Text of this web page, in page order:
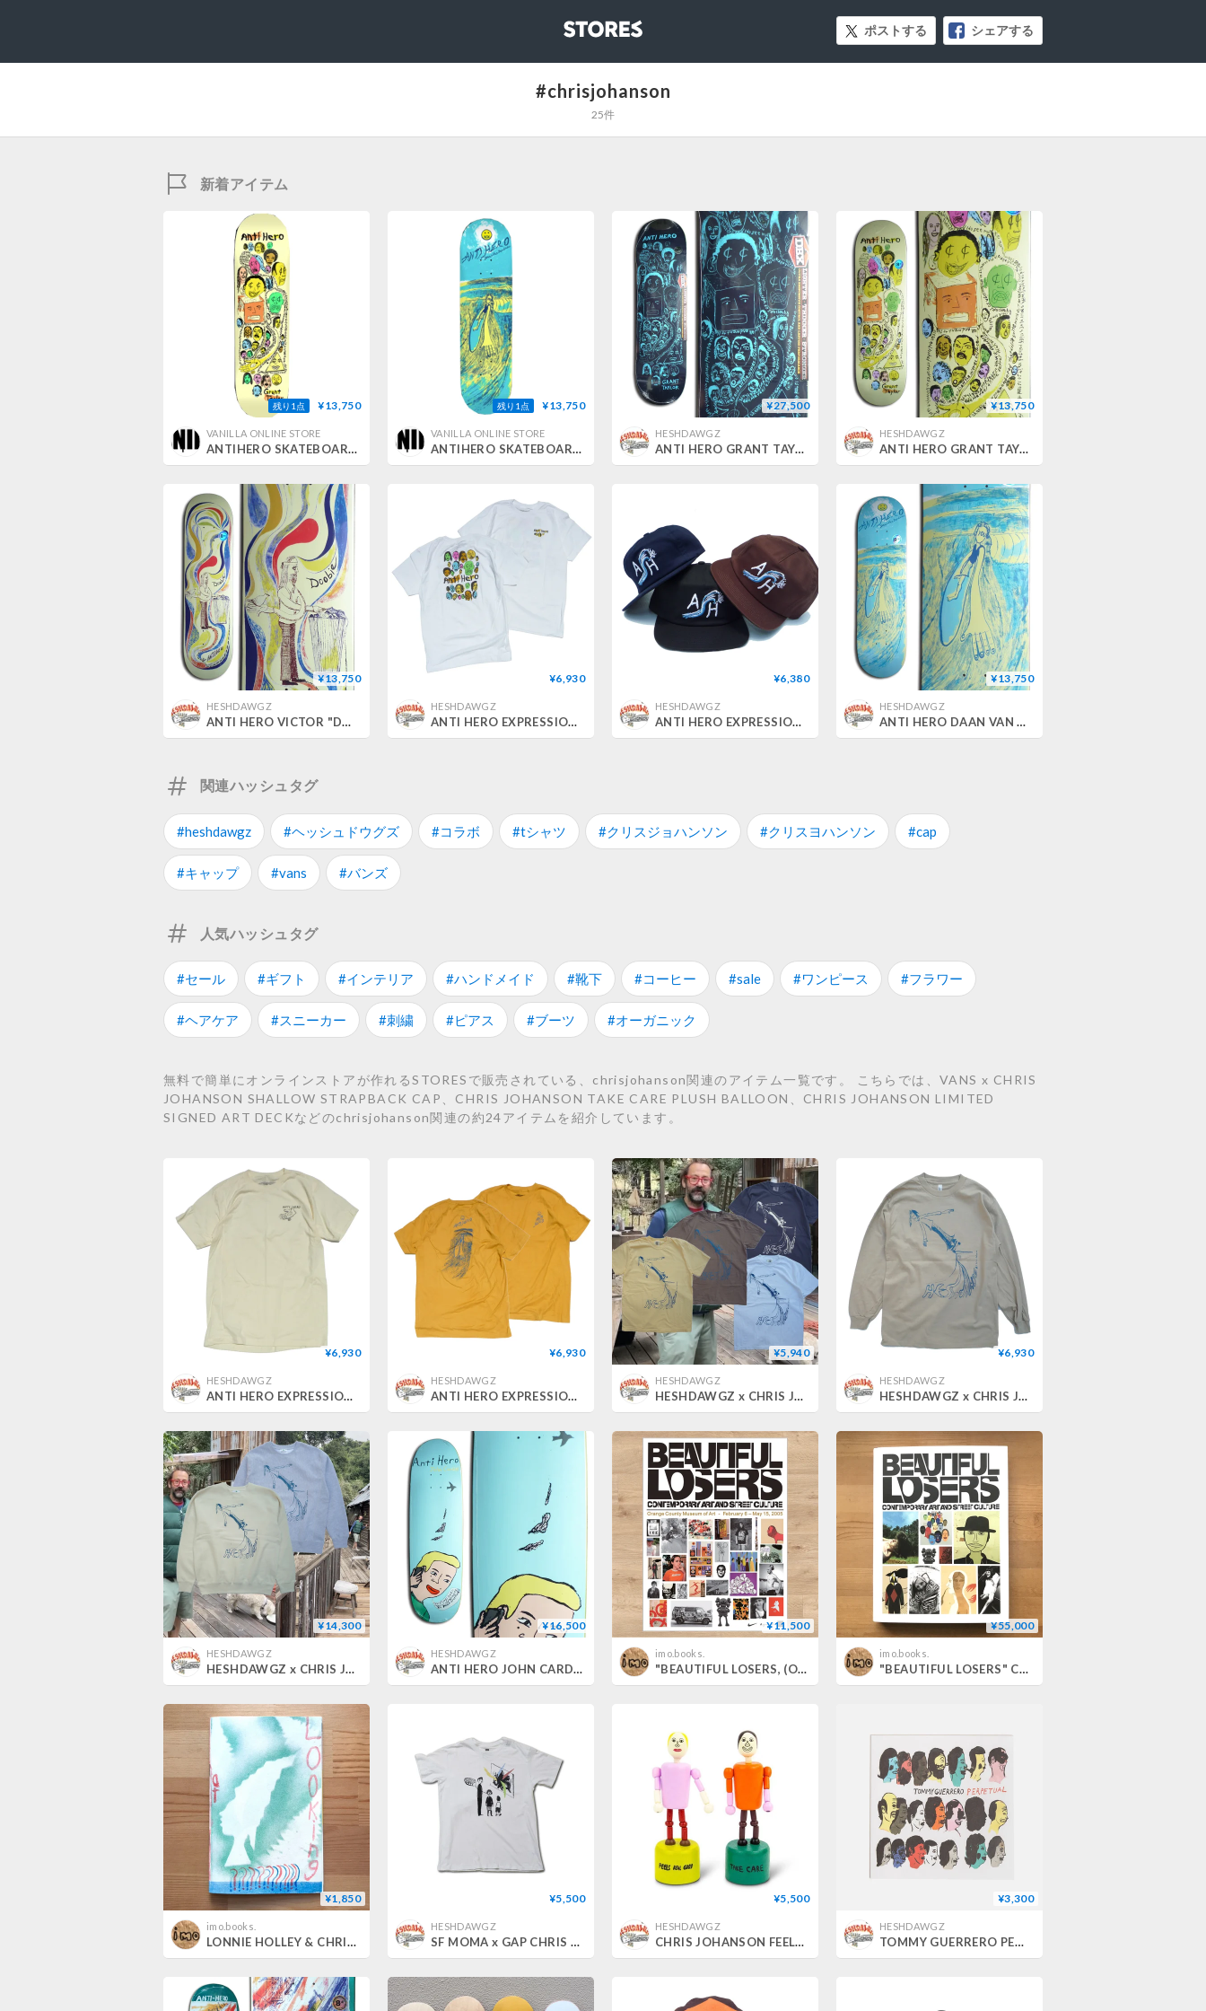
STORES ポストする シェアする
#chrisjohanson
25件
新着アイテム
残り1点 ¥13,750
VANILLA ONLINE STORE
ANTIHERO SKATEBOARDS スケートデッキ EXPRESSIONS GRANT TAILOR ART BY A.K.A. CHRIS JOHANSON
残り1点 ¥13,750
VANILLA ONLINE STORE
ANTIHERO SKATEBOARDS - Daan VanDer Linden "Expressions" art by CHRIS JOHANSON スケートデッキ
¥27,500
HESHDAWGZ
ANTI HERO GRANT TAYLOR EXPRESSIONS CHRIS JOHANSON DBX DECK (8.38 x 32.25inch)
¥13,750
HESHDAWGZ
ANTI HERO GRANT TAYLOR EXPRESSIONS CHRIS JOHANSON DECK (8.5 x 31.85inch)
¥13,750
HESHDAWGZ
ANTI HERO VICTOR "DOOBIE" PELLEGRIN EXPRESSIONS CHRIS JOHANSON DECK (8.06 x 31.8inch)
¥6,930
HESHDAWGZ
ANTI HERO EXPRESSIONS BONGO TEE
¥6,380
HESHDAWGZ
ANTI HERO EXPRESSIONS SNAPBACK HAT
¥13,750
HESHDAWGZ
ANTI HERO DAAN VAN DER LINDEN EXPRESSIONS CHRIS JOHANSON DECK (8.28 x 31.7inch)
関連ハッシュタグ
#heshdawgz #ヘッシュドウグズ #コラボ #tシャツ #クリスジョハンソン #クリスヨハンソン #cap
#キャップ #vans #バンズ
人気ハッシュタグ
#セール #ギフト #インテリア #ハンドメイド #靴下 #コーヒー #sale #ワンピース #フラワー
#ヘアケア #スニーカー #刺繍 #ピアス #ブーツ #オーガニック
無料で簡単にオンラインストアが作れるSTORESで販売されている、chrisjohanson関連のアイテム一覧です。 こちらでは、VANS x CHRIS
JOHANSON SHALLOW STRAPBACK CAP、CHRIS JOHANSON TAKE CARE PLUSH BALLOON、CHRIS JOHANSON LIMITED
SIGNED ART DECKなどのchrisjohanson関連の約24アイテムを紹介しています。
¥6,930
HESHDAWGZ
ANTI HERO EXPRESSIONS HAND TEE
¥6,930
HESHDAWGZ
ANTI HERO EXPRESSIONS SUN TEE
¥5,940
HESHDAWGZ
HESHDAWGZ x CHRIS JOHANSON TEE
¥6,930
HESHDAWGZ
HESHDAWGZ x CHRIS JOHANSON L/S TEE
¥14,300
HESHDAWGZ
HESHDAWGZ x CHRIS JOHANSON CREWNECK
¥16,500
HESHDAWGZ
ANTI HERO JOHN CARDIEL PIGEON VISION CHRIS JOHANSON DECK (9.18 x 32.62inch)
¥11,500
imo.books.
"BEAUTIFUL LOSERS, (Orange County Museum of Art, 2005)" Poster
¥55,000
imo.books.
"BEAUTIFUL LOSERS" Catalogue (Limited Edition Hard Cover)
¥1,850
imo.books.
LONNIE HOLLEY & CHRIS JOHANSON "AT LOOKING"
¥5,500
HESHDAWGZ
SF MOMA x GAP CHRIS JOHANSON TEE
¥5,500
HESHDAWGZ
CHRIS JOHANSON FEELS REAL GOOD PUSH-UP TOY
¥3,300
HESHDAWGZ
TOMMY GUERRERO PERPETUAL VINYL RECORD